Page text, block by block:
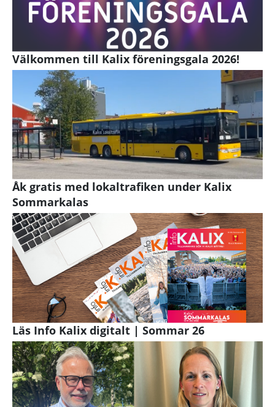
Välkommen till Kalix föreningsgala 2026!
Åk gratis med lokaltrafiken under Kalix
Sommarkalas
Läs Info Kalix digitalt | Sommar 26